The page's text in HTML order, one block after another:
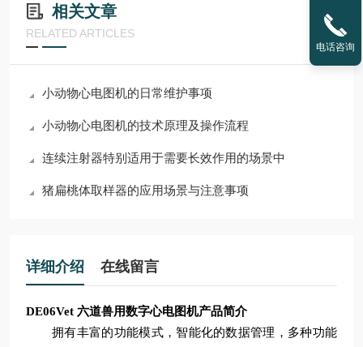
相关文章
RELATED ARTICLES
小动物心电图机的日常维护事项
小动物心电图机的技术原理及操作流程
连续注射器特别适用于需要长效作用的场景中
猪扁桃体取样器的应用场景与注意事项
详细介绍 在线留言
DE06Vet 六道兽用数字心电图机产品简介
拥有丰富的功能模式，智能化的数据管理，多种功能
电话咨询